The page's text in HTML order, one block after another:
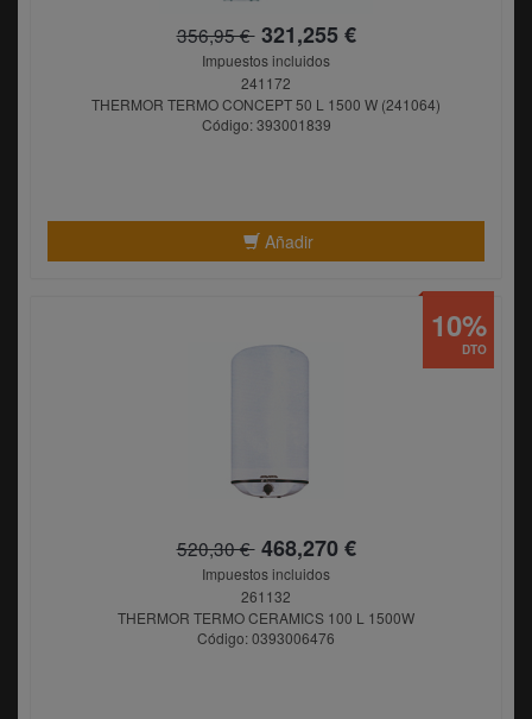
356,95 €321,255 €
Impuestos incluidos
241172
THERMOR TERMO CONCEPT 50 L 1500 W (241064)
Código: 393001839
Añadir
520,30 €468,270 €
Impuestos incluidos
261132
THERMOR TERMO CERAMICS 100 L 1500W
Código: 0393006476
DTO
10%